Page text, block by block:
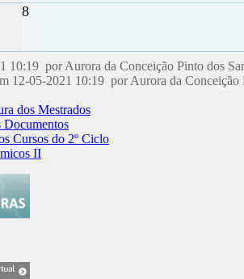
8
10:19 por Aurora da Conceição Pinto dos
12-05-2021 10:19 por Aurora da Conceição
dos Mestrados
Documentos
Cursos do 2º Ciclo
II